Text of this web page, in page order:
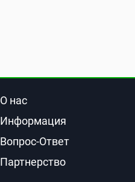
О нас
Информация
Вопрос-Oтвет
Партнерство